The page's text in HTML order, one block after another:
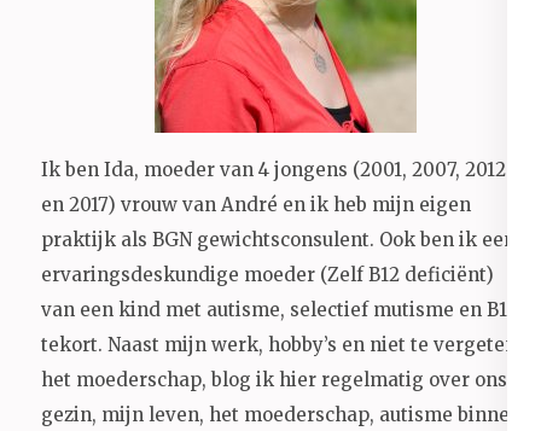
Ik ben Ida, moeder van 4 jongens (2001, 2007, 2012
en 2017) vrouw van André en ik heb mijn eigen
praktijk als BGN gewichtsconsulent. Ook ben ik een
ervaringsdeskundige moeder (Zelf B12 deficiënt)
van een kind met autisme, selectief mutisme en B12
tekort. Naast mijn werk, hobby’s en niet te vergeten
het moederschap, blog ik hier regelmatig over ons
gezin, mijn leven, het moederschap, autisme binnen